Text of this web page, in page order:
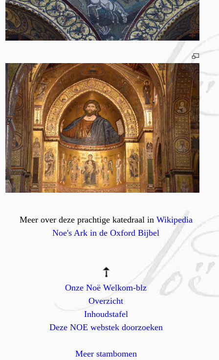
Meer over deze prachtige katedraal in Wikipedia
Noe's Ark in de Oxford Bijbel
Onze Noë Welkom-blz
Overzicht
Inhoudstafel
Deze NOE webstek doorzoeken
Meer stambomen